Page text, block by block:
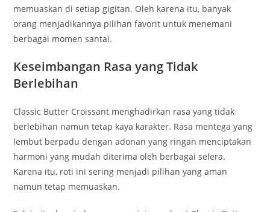
memuaskan di setiap gigitan. Oleh karena itu, banyak
orang menjadikannya pilihan favorit untuk menemani
berbagai momen santai.
Keseimbangan Rasa yang Tidak
Berlebihan
Classic Butter Croissant menghadirkan rasa yang tidak
berlebihan namun tetap kaya karakter. Rasa mentega yang
lembut berpadu dengan adonan yang ringan menciptakan
harmoni yang mudah diterima oleh berbagai selera.
Karena itu, roti ini sering menjadi pilihan yang aman
namun tetap memuaskan.